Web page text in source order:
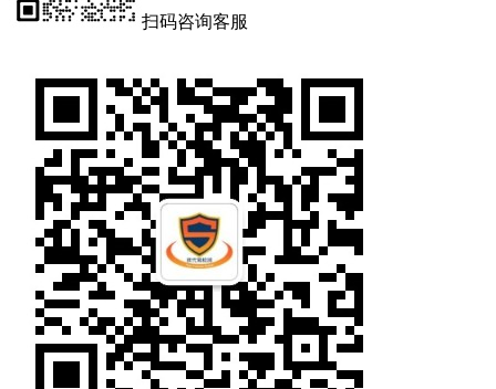
扫码咨询客服